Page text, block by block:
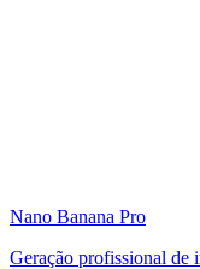
Nano Banana Pro
Geração profissional de